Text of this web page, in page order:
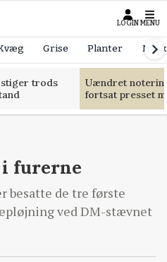
LOGIN MENU
Grise Planter
stiger trods
Uændret
fortsat presset
furerne
besatte de tre første
ved DM-stævnet